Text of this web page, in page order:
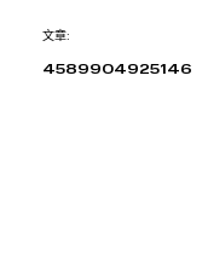
文章:
4589904925146